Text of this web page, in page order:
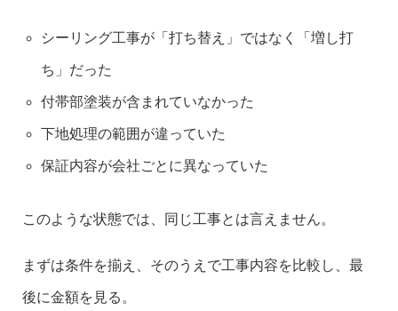
シーリング工事が「打ち替え」ではなく「増し打
ち」だった
付帯部塗装が含まれていなかった
下地処理の範囲が違っていた
保証内容が会社ごとに異なっていた
このような状態では、同じ工事とは言えません。
まずは条件を揃え、そのうえで工事内容を比較し、最
後に金額を見る。